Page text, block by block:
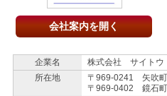
会社案内を開く
企業名
株式会社 サイトウ
所在地
〒969-0241 矢吹町
〒969-0402 鏡石町